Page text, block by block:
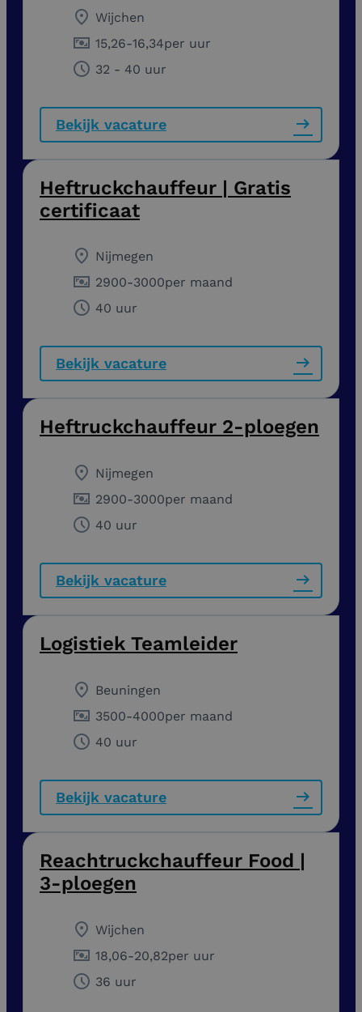
Wijchen
15,26-16,34per uur
32 - 40 uur
Bekijk vacature
Heftruckchauffeur | Gratis
certificaat
Nijmegen
2900-3000per maand
40 uur
Bekijk vacature
Heftruckchauffeur 2-ploegen
Nijmegen
2900-3000per maand
40 uur
Bekijk vacature
Logistiek Teamleider
Beuningen
3500-4000per maand
40 uur
Bekijk vacature
Reachtruckchauffeur Food |
3-ploegen
Wijchen
18,06-20,82per uur
36 uur